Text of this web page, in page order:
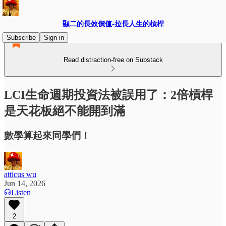
顯二的長效價值-拉長人生的槓桿
Subscribe
Sign in
Read distraction-free on Substack
LCI生命週期投資法被誤用了：2倍槓桿
是天花板絕不能開到滿
數學算起來同學們！
atticus wu
Jun 14, 2026
Listen
2